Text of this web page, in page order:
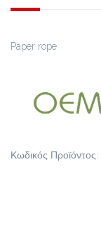
Paper rope
Κωδικός Προϊόντος: